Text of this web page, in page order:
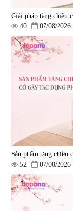
Giải pháp tăng chiều
40
07/08/2026
Sản phẩm tăng chiều
52
07/08/2026